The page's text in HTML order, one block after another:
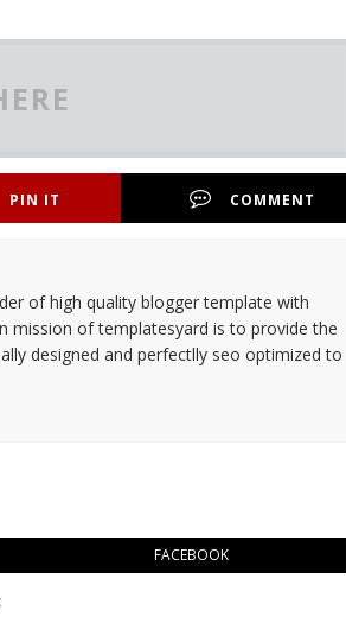
PIN IT COMMENT
of high quality blogger template with
mission of templatesyard is to provide the
designed and perfectlly seo optimized to
FACEBOOK